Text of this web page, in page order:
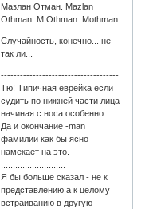
Мазлан Отман. Mazlan
Othman. M.Othman. Mothman.
Случайность, конечно... не
так ли...
-------------------------------------
Тю! Типичная еврейка если
судить по нижней части лица
начиная с носа особенно...
Да и окончание -man
фамилии как бы ясно
намекает на это.
...........................
Я бы больше сказал - не к
представлению а к целому
встраиванию в другую